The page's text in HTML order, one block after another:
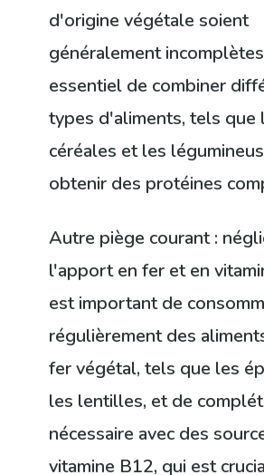
d'origine végétale soient
généralement
essentiel de combiner
types d'aliments, tels que
céréales et les
obtenir des protéines
Autre piège courant :
l'apport en fer et en
est important de
régulièrement des
fer végétal, tels que les
les lentilles, et de
nécessaire avec des
vitamine B12, qui est